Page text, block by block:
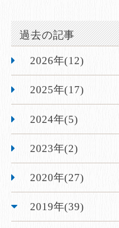
過去の記事
2026年(12)
2025年(17)
2024年(5)
2023年(2)
2020年(27)
2019年(39)